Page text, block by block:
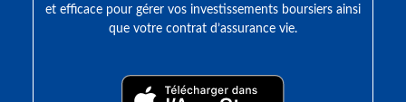
et efficace pour gérer vos investissements boursiers ainsi
que votre contrat d’assurance vie.